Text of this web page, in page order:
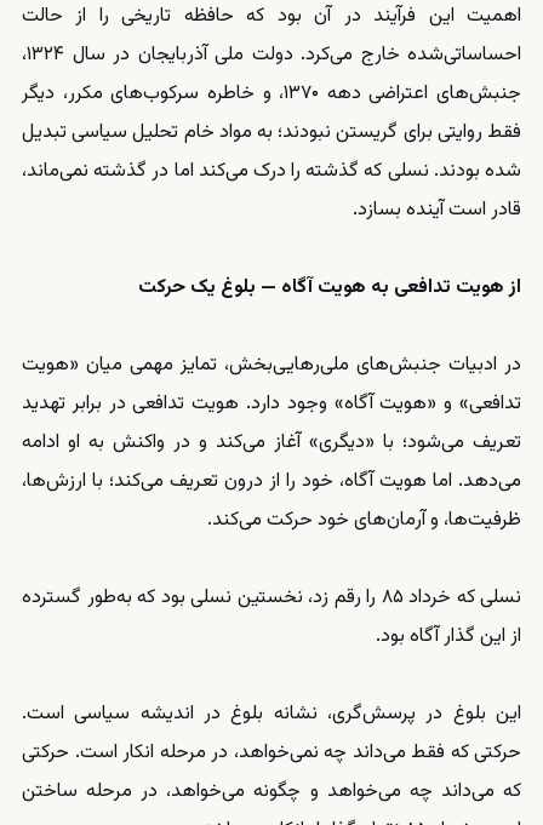
اهمیت این فرآیند در آن بود که حافظه تاریخی را از حالت
احساساتی‌شده خارج می‌کرد. دولت ملی آذربایجان در سال ۱۳۲۴،
جنبش‌های اعتراضی دهه ۱۳۷۰، و خاطره سرکوب‌های مکرر، دیگر
فقط روایتی برای گریستن نبودند؛ به مواد خام تحلیل سیاسی تبدیل
شده بودند. نسلی که گذشته را درک می‌کند اما در گذشته نمی‌ماند،
قادر است آینده بسازد.
از هویت تدافعی به هویت آگاه — بلوغ یک حرکت
در ادبیات جنبش‌های ملی‌رهایی‌بخش، تمایز مهمی میان «هویت
تدافعی» و «هویت آگاه» وجود دارد. هویت تدافعی در برابر تهدید
تعریف می‌شود؛ با «دیگری» آغاز می‌کند و در واکنش به او ادامه
می‌دهد. اما هویت آگاه، خود را از درون تعریف می‌کند؛ با ارزش‌ها،
ظرفیت‌ها، و آرمان‌های خود حرکت می‌کند.
نسلی که خرداد ۸۵ را رقم زد، نخستین نسلی بود که به‌طور گسترده
از این گذار آگاه بود.
این بلوغ در پرسش‌گری، نشانه بلوغ در اندیشه سیاسی است.
حرکتی که فقط می‌داند چه نمی‌خواهد، در مرحله انکار است. حرکتی
که می‌داند چه می‌خواهد و چگونه می‌خواهد، در مرحله ساختن